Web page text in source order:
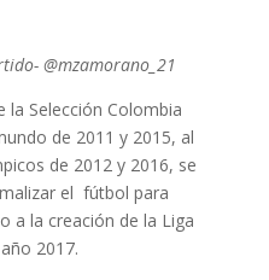
@mzamorano_21
la Selección Colombia
de 2011 y 2015, al
de 2012 y 2016, se
el fútbol para
a la creación de la Liga
2017.